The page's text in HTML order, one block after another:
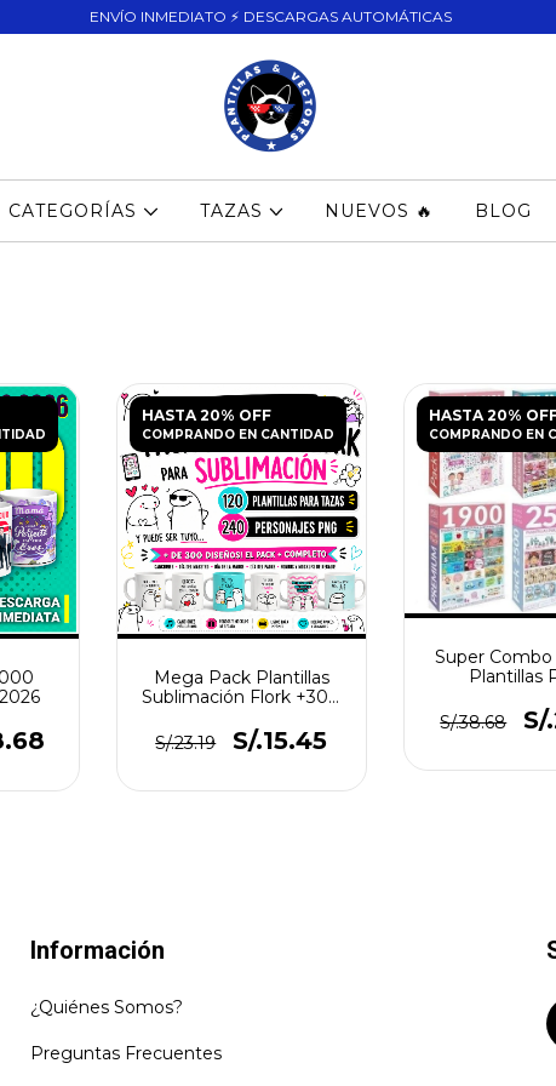
ENVÍO INMEDIATO ⚡ DESCARGAS AUTOMÁTICAS
CATEGORÍAS TAZAS NUEVOS 🔥 BLOG
HASTA 20% OFF
COMPRANDO EN CANTIDAD
Mega Pack Plantillas
Sublimación Flork +300
S/.23.19
S/.15.45
HASTA 20%
COMPRANDO EN
Super
Plantillas
Vectores y
S/.38.68 S/
Información
¿Quiénes Somos?
Preguntas Frecuentes